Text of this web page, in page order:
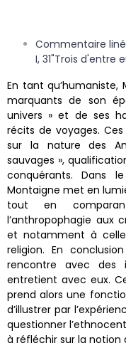
Commentaire
I, 31"Trois d'entre
En tant qu’humaniste,
marquants de son
univers » et de ses
récits de voyages.
sur la nature des
sauvages »,
conquérants. Dans
Montaigne met en
tout en
l’anthropophagie aux
et notamment à
religion. En
rencontre avec des
entretient avec eux.
prend alors une
d’illustrer par
questionner
à réfléchir sur la notion